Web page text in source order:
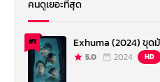
คนดูเยอะที่สุด
#1 Exhuma (2024) ขุด
5.0 2024 HD